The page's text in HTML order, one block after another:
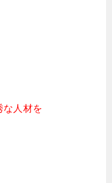
な人材を